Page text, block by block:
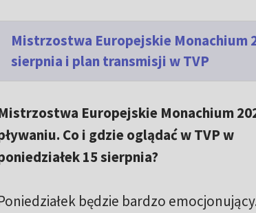
Mistrzostwa Europejskie Monachium
sierpnia i plan transmisji w TVP
Europejskie Monachium
Co i gdzie oglądać w TVP w
15 sierpnia?
będzie bardzo